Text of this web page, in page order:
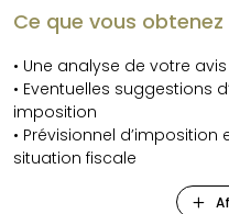
Ce que vous obtenez
• Une analyse de votre
• Eventuelles suggestions
imposition
• Prévisionnel
situation fiscale